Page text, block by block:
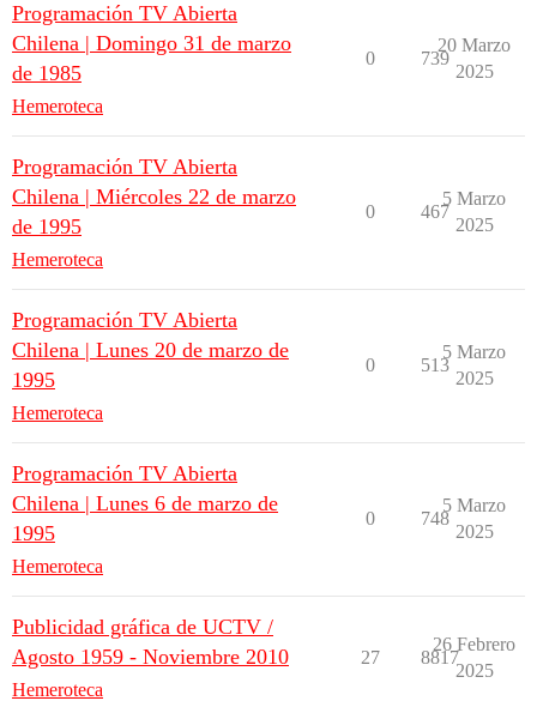
Programación TV Abierta
Chilena | Domingo 31 de marzo
de 1985
Hemeroteca
0 739
20 Marzo
2025
Programación TV Abierta
Chilena | Miércoles 22 de marzo
de 1995
Hemeroteca
0 467
5 Marzo
2025
Programación TV Abierta
Chilena | Lunes 20 de marzo de
1995
Hemeroteca
0 513
5 Marzo
2025
Programación TV Abierta
Chilena | Lunes 6 de marzo de
1995
Hemeroteca
0 748
5 Marzo
2025
Publicidad gráfica de UCTV /
Agosto 1959 - Noviembre 2010
Hemeroteca
27 8817
26 Febrero
2025